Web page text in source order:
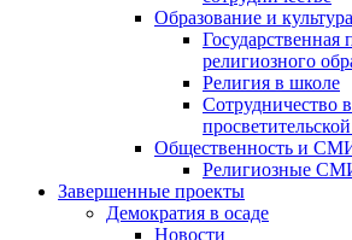
Образование и культура
Государственная
религиозного
Религия в школе
Сотрудничество
Общественность и
Религиозные
Завершенные проекты
Демократия в осаде
Новости